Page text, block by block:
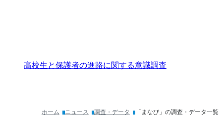
高校生と保護者の進路に関する意識調査
ホーム ニュース 調査・データ 「まなび」の調査・データ一覧